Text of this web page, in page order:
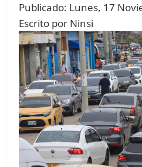
Publicado: Lunes, 17
Escrito por Ninsi